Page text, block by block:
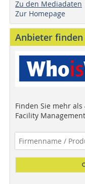
Zu den Mediadaten
Zur Homepage
Anbieter finden
Finden Sie mehr
Facility